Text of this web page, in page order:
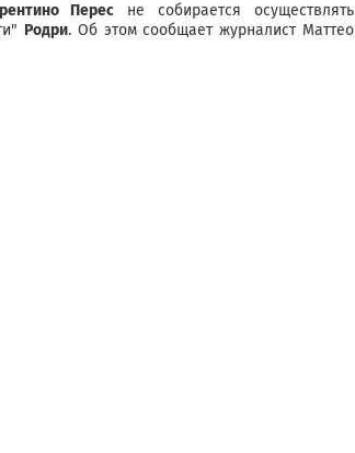
Перес не собирается осуществлять
Родри. Об этом сообщает журналист Маттео